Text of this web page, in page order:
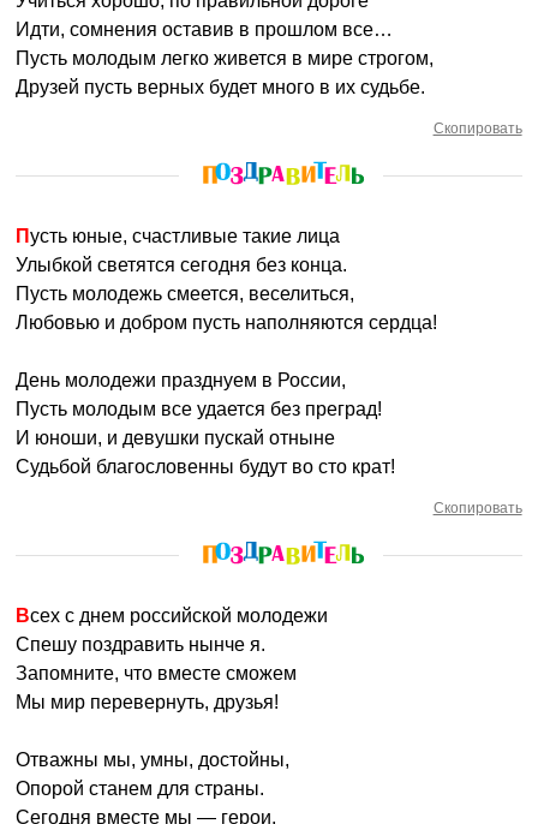
Идти, сомнения оставив в прошлом все…
Пусть молодым легко живется в мире строгом,
Друзей пусть верных будет много в их судьбе.
Скопировать
Пусть юные, счастливые такие лица
Улыбкой светятся сегодня без конца.
Пусть молодежь смеется, веселиться,
Любовью и добром пусть наполняются сердца!
День молодежи празднуем в России,
Пусть молодым все удается без преград!
И юноши, и девушки пускай отныне
Судьбой благословенны будут во сто крат!
Скопировать
Всех с днем российской молодежи
Спешу поздравить нынче я.
Запомните, что вместе сможем
Мы мир перевернуть, друзья!
Отважны мы, умны, достойны,
Опорой станем для страны.
Сегодня вместе мы — герои,